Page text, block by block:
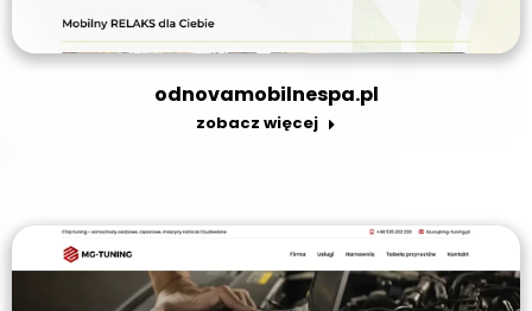
odnovamobilnespa.pl
zobacz więcej